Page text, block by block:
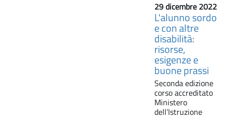
29 dicembre 2022
L'alunno sordo
e con altre
disabilità:
risorse,
esigenze e
buone prassi
Seconda edizione
corso accreditato
Ministero
dell’Istruzione